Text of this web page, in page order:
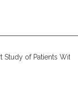
Study of Patients